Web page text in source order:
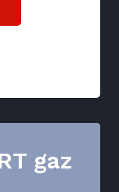
gaz